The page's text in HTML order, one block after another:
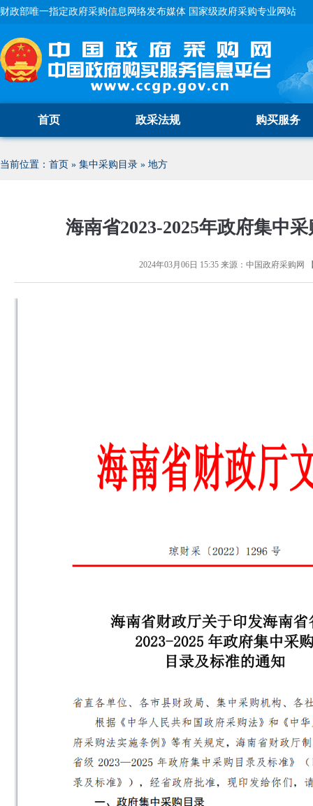
财政部唯一指定政府采购信息网络发布媒体 国家级政府采购专业网站
首页 政采法规 购买服务
当前位置： 首页 » 集中采购目录 » 地方
海南省2023-2025年政府集中
2024年03月06日 15:35来源： 中国政府采购网